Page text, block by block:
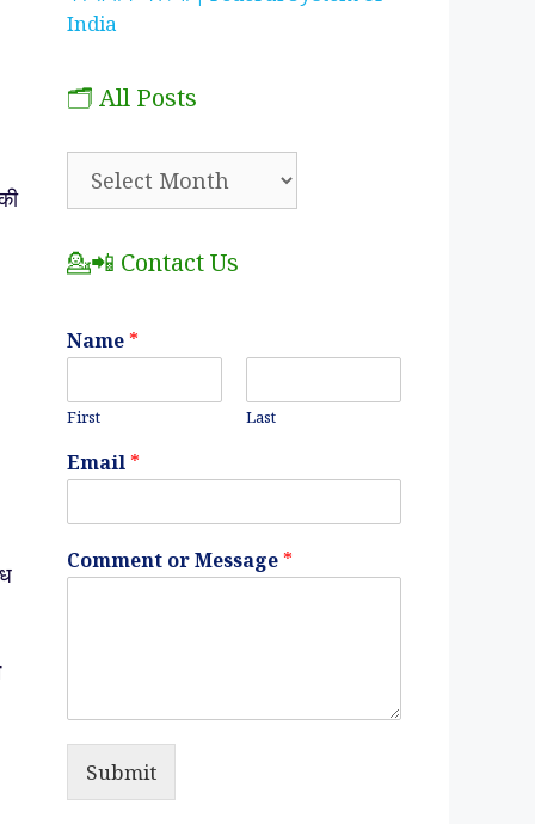
India
🗂️ All Posts
💁📲 Contact Us
Name *
First Last
Email *
Comment or Message *
Submit